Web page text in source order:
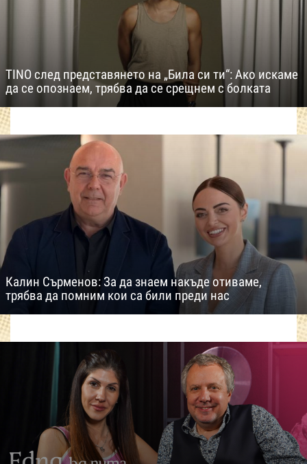
TINO след представянето на „Била си ти“: Ако искаме
да се опознаем, трябва да се срещнем с болката
Калин Сърменов: За да знаем накъде отиваме,
трябва да помним кои са били преди нас